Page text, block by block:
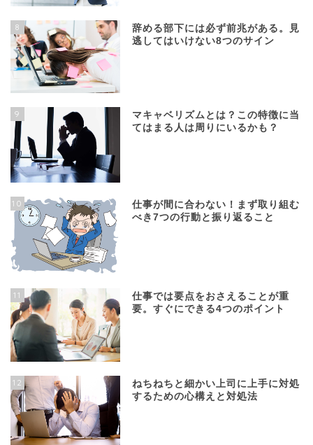
8
辞める部下には必ず前兆がある。見
逃してはいけない8つのサイン
9
マキャベリズムとは？この特徴に当
てはまる人は周りにいるかも？
10
仕事が間に合わない！まず取り組む
べき7つの行動と振り返ること
11
仕事では要点をおさえることが重
要。すぐにできる4つのポイント
12
ねちねちと細かい上司に上手に対処
するための心構えと対処法